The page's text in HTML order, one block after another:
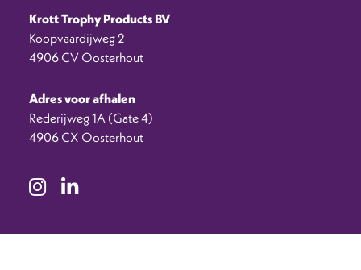
Krott Trophy Products BV
Koopvaardijweg 2
4906 CV Oosterhout
Adres voor afhalen
Rederijweg 1A (Gate 4)
4906 CX Oosterhout